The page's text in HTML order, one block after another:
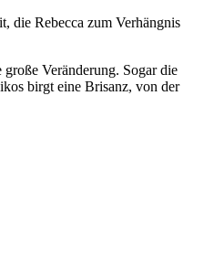
die Rebecca zum Verhängnis
Veränderung. Sogar die
birgt eine Brisanz, von der